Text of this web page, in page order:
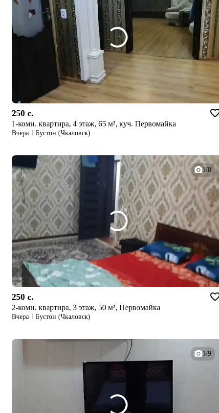
250 c.
1-комн. квартира, 4 этаж, 65 м², куч. Первомайка
Вчера Бустон (Чкаловск)
1/8
250 c.
2-комн. квартира, 3 этаж, 50 м², Первомайка
Вчера Бустон (Чкаловск)
1/9